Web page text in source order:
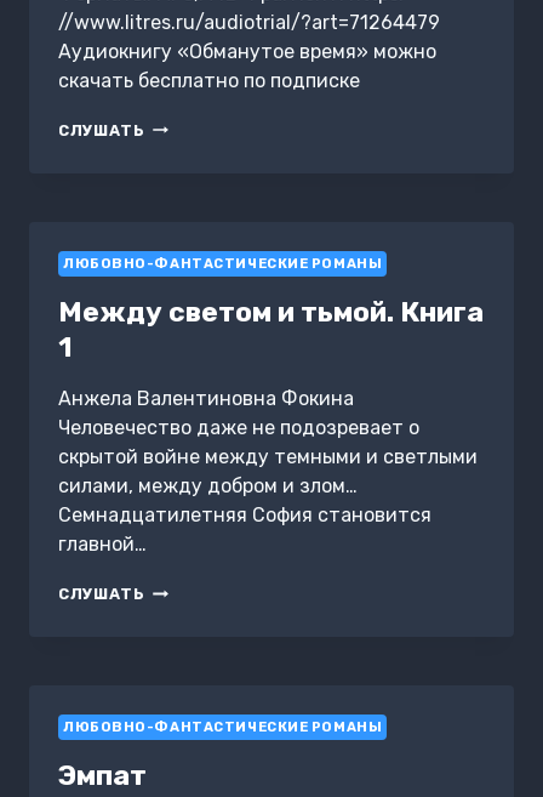
//www.litres.ru/audiotrial/?art=71264479
Аудиокнигу «Обманутое время» можно
скачать бесплатно по подписке
СЛУШАТЬ ОБМАНУТОЕ
ЛЮБОВНО-ФАНТАСТИЧЕСКИЕ РОМАНЫ
Между светом и тьмой. Книга
1
Анжела Валентиновна Фокина
Человечество даже не подозревает о
скрытой войне между темными и светлыми
силами, между добром и злом…
Семнадцатилетняя София становится
главной…
СЛУШАТЬ МЕЖДУ
ЛЮБОВНО-ФАНТАСТИЧЕСКИЕ РОМАНЫ
Эмпат